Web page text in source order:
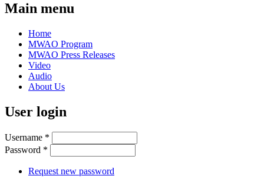
Main menu
Home
MWAO Program
MWAO Press Releases
Video
Audio
About Us
User login
Username *
Password *
Request new password